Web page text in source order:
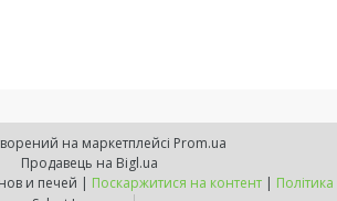
на маркетплейсі Prom.ua
Продавець на Bigl.ua
ExpressKamin - магазин изразцових каминов и печей | Поскаржитися на контент |